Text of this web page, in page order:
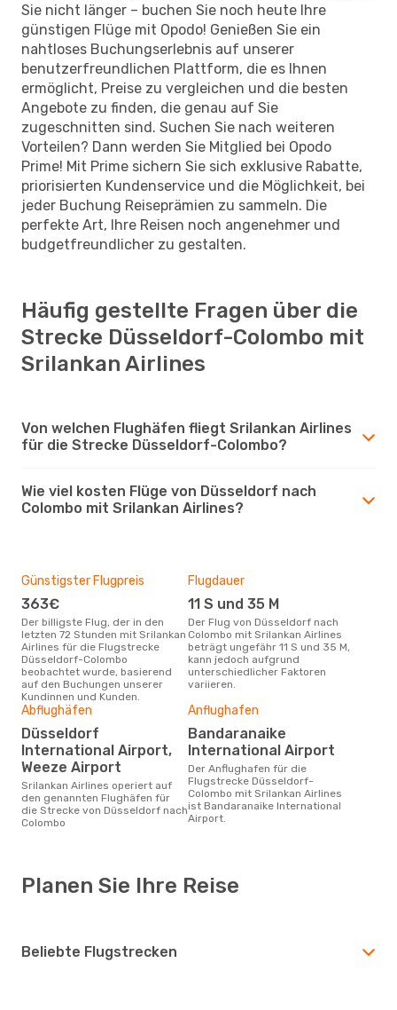
Sie nicht länger – buchen Sie noch heute Ihre
günstigen Flüge mit Opodo! Genießen Sie ein
nahtloses Buchungserlebnis auf unserer
benutzerfreundlichen Plattform, die es Ihnen
ermöglicht, Preise zu vergleichen und die besten
Angebote zu finden, die genau auf Sie
zugeschnitten sind. Suchen Sie nach weiteren
Vorteilen? Dann werden Sie Mitglied bei Opodo
Prime! Mit Prime sichern Sie sich exklusive Rabatte,
priorisierten Kundenservice und die Möglichkeit, bei
jeder Buchung Reiseprämien zu sammeln. Die
perfekte Art, Ihre Reisen noch angenehmer und
budgetfreundlicher zu gestalten.
Häufig gestellte Fragen über die
Strecke Düsseldorf-Colombo mit
Srilankan Airlines
Von welchen Flughäfen fliegt Srilankan Airlines
für die Strecke Düsseldorf-Colombo?
Wie viel kosten Flüge von Düsseldorf nach
Colombo mit Srilankan Airlines?
Günstigster Flugpreis
363€
Der billigste Flug, der in den
letzten 72 Stunden mit Srilankan
Airlines für die Flugstrecke
Düsseldorf-Colombo
beobachtet wurde, basierend
auf den Buchungen unserer
Kundinnen und Kunden.
Flugdauer
11 S und 35 M
Der Flug von Düsseldorf nach
Colombo mit Srilankan Airlines
beträgt ungefähr 11 S und 35 M,
kann jedoch aufgrund
unterschiedlicher Faktoren
variieren.
Abflughäfen
Düsseldorf
International Airport,
Weeze Airport
Srilankan Airlines operiert auf
den genannten Flughäfen für
die Strecke von Düsseldorf nach
Colombo
Anflughafen
Bandaranaike
International Airport
Der Anflughafen für die
Flugstrecke Düsseldorf-
Colombo mit Srilankan Airlines
ist Bandaranaike International
Airport.
Planen Sie Ihre Reise
Beliebte Flugstrecken